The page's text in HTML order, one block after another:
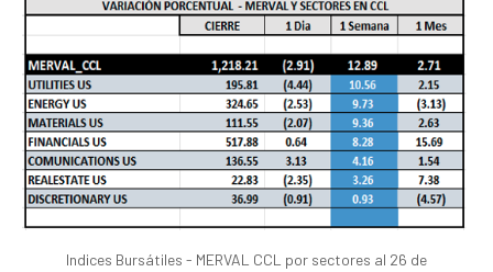
Indices Bursátiles - MERVAL CCL por sectores al 26 de